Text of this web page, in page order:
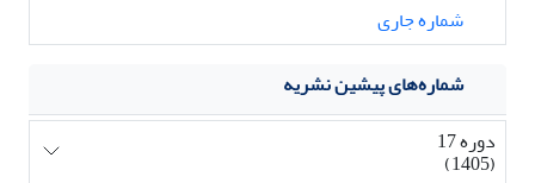
شماره جاری
شماره‌های پیشین نشریه
دوره 17
(1405)